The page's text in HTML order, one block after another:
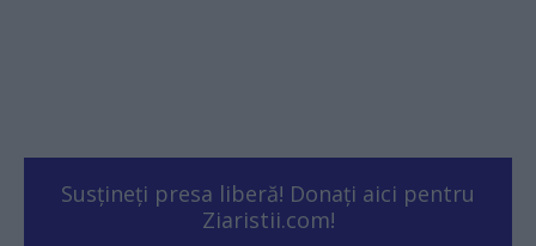
Susțineți presa liberă! Donați aici pentru
Ziaristii.com!